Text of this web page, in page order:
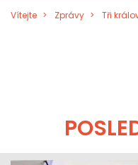
Vítejte Zprávy Tři